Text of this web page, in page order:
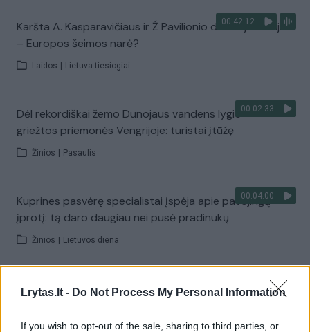
Lrytas.lt - Do Not Process My Personal Information
If you wish to opt-out of the sale, sharing to third parties, or
00:42:12
Karšta A. Kasparavičiaus ir Ž Pavilionio diskusija: Rusija
– Europos šeimos narė?
Laidos Lietuva tiesiogiai
00:02:33
Dėl rekordiškai žemo Dunojaus vandens lygio –
griežtos priemonės Vengrijoje: turistai įtūžę
Žinios Pasaulis
00:04:00
Kuprines pasvėrę specialistai įspėja apie pavojingą
įprotį: tą daro daugiau nei pusė pradinukų
Žinios Lietuvos diena
Visi įrašai